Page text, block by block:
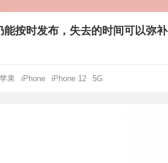
按时发布，失去的时间可以弥补
苹果 iPhone iPhone 12 5G